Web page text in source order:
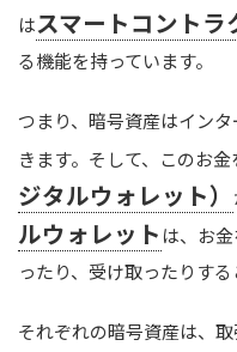
はスマートコントラ
る機能を持っています。
つまり、暗号資産はイン
きます。そして、このお
ジタルウォレット）
ルウォレット は、お
ったり、受け取ったりする
それぞれの暗号資産は、